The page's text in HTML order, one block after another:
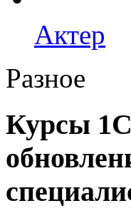
Актер
Разное
Курсы